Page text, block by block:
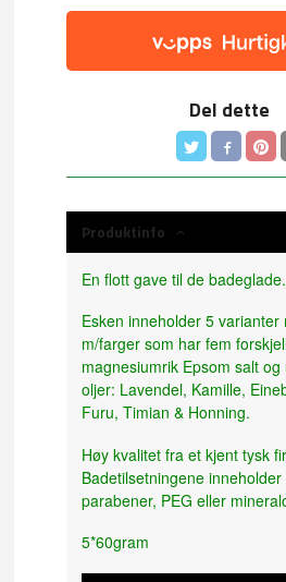
Del dette
Produktinfo
En flott gave til de badeglade.
Esken inneholder 5 varianter
m/farger som har fem
magnesiumrik Epsom salt
oljer: Lavendel, Kamille,
Furu, Timian & Honning.
Høy kvalitet fra et kjent tysk
Badetilsetningene inneholder
parabener, PEG eller
5*60gram